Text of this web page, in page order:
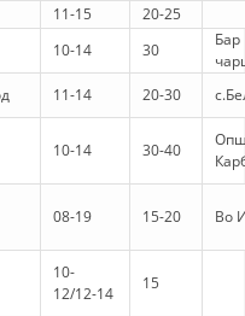
HUMANITARE
KATASTROFAVE
11-15
20-25
10-14 30
Бар
11-14 20-30
10-14 30-40
08-19 15-20 Во
10-
12/12-14
15